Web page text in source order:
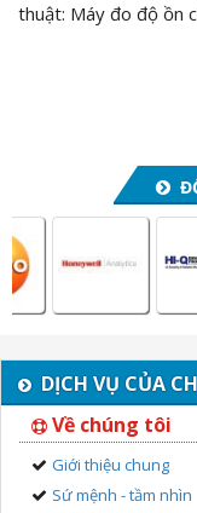
thuật: Máy đo độ ồn
DỊCH VỤ CỦA
Về chúng tôi
Giới thiệu chung
Sứ mệnh - tầm nhìn